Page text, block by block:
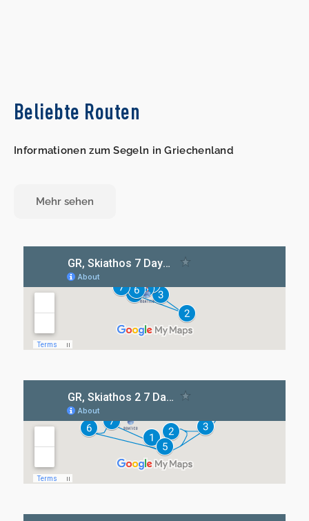
Beliebte Routen
Informationen zum Segeln in Griechenland
Mehr sehen